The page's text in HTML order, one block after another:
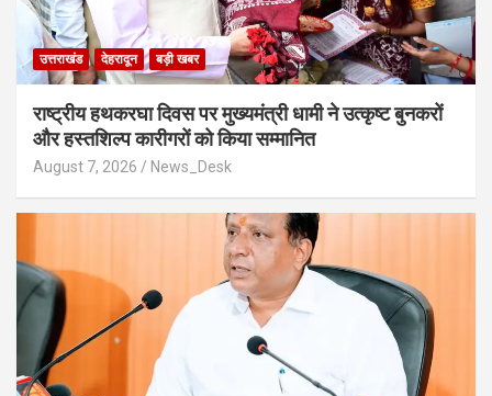
उत्तराखंड देहरादून बड़ी खबर
राष्ट्रीय हथकरघा दिवस पर मुख्यमंत्री धामी ने उत्कृष्ट बुनकरों
और हस्तशिल्प कारीगरों को किया सम्मानित
August 7, 2026 News_Desk